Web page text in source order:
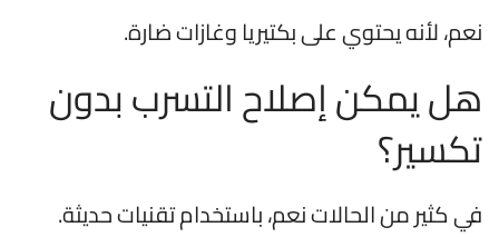
نعم، لأنه يحتوي على بكتيريا وغازات ضارة.
هل يمكن إصلاح التسرب بدون
تكسير؟
في كثير من الحالات نعم، باستخدام تقنيات حديثة.